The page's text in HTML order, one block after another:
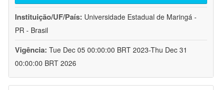
Instituição/UF/País: Universidade Estadual de Maringá -
PR - Brasil
Vigência: Tue Dec 05 00:00:00 BRT 2023-Thu Dec 31
00:00:00 BRT 2026